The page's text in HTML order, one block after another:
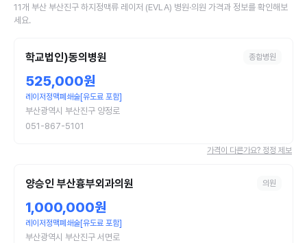
11개 부산 부산진구 하지정맥류 레이저 (EVLA) 병원·의원 가격과 정보를 확인해보
세요.
학교법인)동의병원 종합병원
525,000원
레이저정맥폐쇄술[유도료 포함]
부산광역시 부산진구 양정로
051-867-5101
가격이 다른가요? 정정 제보
양승인 부산흉부외과의원 의원
1,000,000원
레이저정맥폐쇄술[유도료 포함]
부산광역시 부산진구 서면로